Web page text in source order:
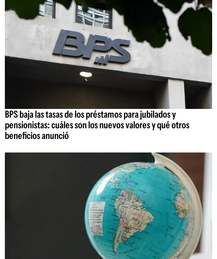
BPS baja las tasas de los préstamos para jubilados y
pensionistas: cuáles son los nuevos valores y qué otros
beneficios anunció